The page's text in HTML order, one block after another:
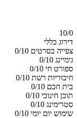
10/0
דירוג כללי
צפייה בסרטים 0/10
גימיינג 0/10
ספורט חי 0/10
חיבוריות רשת 0/10
בית חכם 0/10
תוכן חינוכי 0/10
סטרימינג 0/10
שימוש יום יומי 0/10